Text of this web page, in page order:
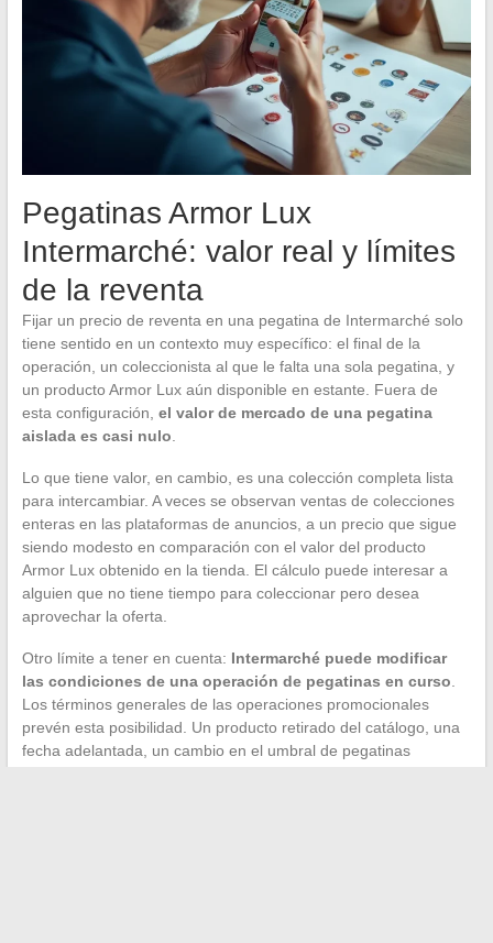
Pegatinas Armor Lux
Intermarché: valor real y límites
de la reventa
Fijar un precio de reventa en una pegatina de Intermarché solo
tiene sentido en un contexto muy específico: el final de la
operación, un coleccionista al que le falta una sola pegatina, y
un producto Armor Lux aún disponible en estante. Fuera de
esta configuración, el valor de mercado de una pegatina
aislada es casi nulo
Lo que tiene valor, en cambio, es una colección completa lista
para intercambiar. A veces se observan ventas de colecciones
enteras en las plataformas de anuncios, a un precio que sigue
siendo modesto en comparación con el valor del producto
Armor Lux obtenido en la tienda. El cálculo puede interesar a
alguien que no tiene tiempo para coleccionar pero desea
aprovechar la oferta.
Otro límite a tener en cuenta: Intermarché puede modificar
las condiciones de una operación de pegatinas en curso
Los términos generales de las operaciones promocionales
prevén esta posibilidad. Un producto retirado del catálogo, una
fecha adelantada, un cambio en el umbral de pegatinas